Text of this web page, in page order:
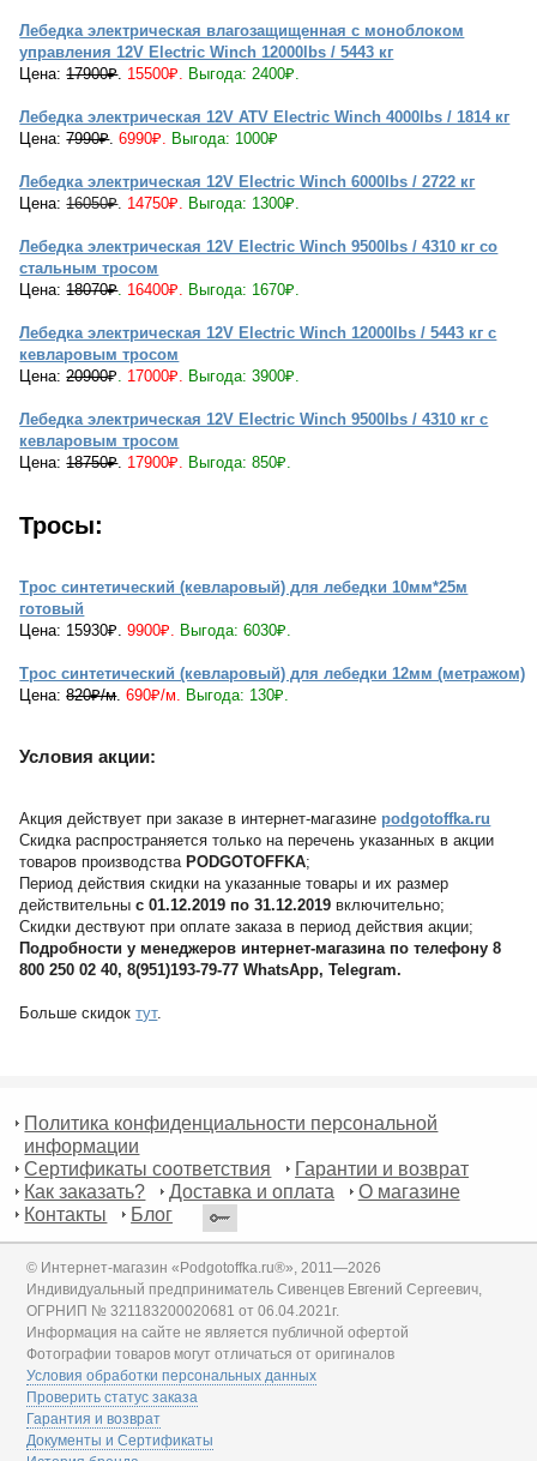
Лебедка электрическая влагозащищенная с моноблоком
управления 12V Electric Winch 12000lbs / 5443 кг
Цена:17900₽. 15500₽. Выгода: 2400₽.
Лебедка электрическая 12V ATV Electric Winch 4000lbs / 1814 кг
Цена:7990₽. 6990₽. Выгода: 1000₽
Лебедка электрическая 12V Electric Winch 6000lbs / 2722 кг
Цена:16050₽. 14750₽ Выгода: 1300₽.
Лебедка электрическая 12V Electric Winch 9500lbs / 4310 кг со
стальным тросом
Цена:18070₽. 16400₽. Выгода: 1670₽.
Лебедка электрическая 12V Electric Winch 12000lbs / 5443 кг с
кевларовым тросом
Цена:20900₽ 17000₽. Выгода: 3900₽.
Лебедка электрическая 12V Electric Winch 9500lbs / 4310 кг с
кевларовым тросом
Цена:18750₽. 17900₽. Выгода: 850₽.
Тросы:
Трос синтетический (кевларовый) для лебедки 10мм*25м
готовый
Цена: 15930₽. 9900₽. Выгода: 6030₽.
Трос синтетический (кевларовый) для лебедки 12мм (метражом)
Цена:820₽/м. 690₽/м. Выгода: 130₽.
Условия акции:
Акция действует при заказе в интернет-магазине podgotoffka.ru
Скидка распространяется только на перечень указанных в акции
товаров производстваPODGOTOFFKA;
Период действия скидки на указанные товары и их размер
действительныс 01.12.2019 по 31.12.2019 включительно;
Скидки дествуют при оплате заказа в период действия акции;
Подробности у менеджеров интернет-магазина по телефону 8
800 250 02 40, 8(951)193-79-77 WhatsApp, Telegram.
Больше скидоктут.
Политика конфиденциальности персональной
информации
Сертификаты соответствия
Гарантии и возврат
Как заказать?
Доставка и оплата
О магазине
Контакты
Блог
© Интернет-магазин «Podgotoffka.ru®», 2011—2026
Индивидуальный предприниматель Сивенцев Евгений Сергеевич,
ОГРНИП № 321183200020681 от 06.04.2021г.
Информация на сайте не является публичной офертой
Фотографии товаров могут отличаться от оригиналов
Условия обработки персональных данных
Проверить статус заказа
Гарантия и возврат
Документы и Сертификаты